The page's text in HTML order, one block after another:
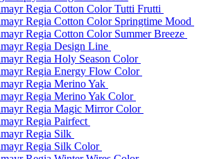
Regia Cotton Color Tutti Frutti
Regia Cotton Color Springtime Mood
Regia Cotton Color Summer Breeze
Regia Design Line
Regia Holy Season Color
Regia Energy Flow Color
Regia Merino Yak
Regia Merino Yak Color
Regia Magic Mirror Color
Regia Pairfect
Regia Silk
Regia Silk Color